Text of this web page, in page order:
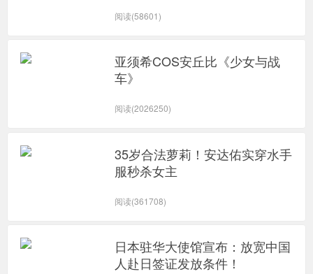
阅读(58601)
亚须希COS安丘比《少女与战
车》
阅读(2026250)
35岁合法萝莉！安达佑实穿水手
服秒杀女主
阅读(361708)
日本驻华大使馆宣布：放宽中国
人赴日签证发放条件！